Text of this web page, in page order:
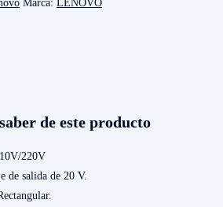
Marca: LENOVO
de este producto
220V
de salida de 20 V.